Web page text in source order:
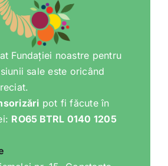
Fundației noastre pentru
sale este oricând
pot fi făcute în
RO65 BTRL 0140 1205